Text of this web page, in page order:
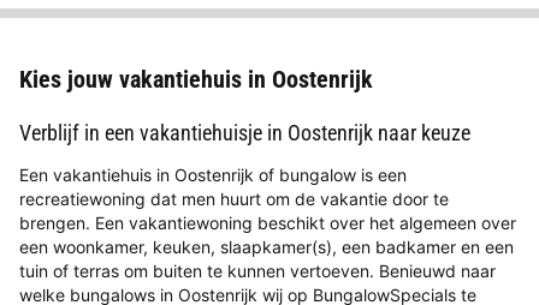
Kies jouw vakantiehuis in Oostenrijk
Verblijf in een vakantiehuisje in Oostenrijk naar keuze
Een vakantiehuis in Oostenrijk of bungalow is een
recreatiewoning dat men huurt om de vakantie door te
brengen. Een vakantiewoning beschikt over het algemeen over
een woonkamer, keuken, slaapkamer(s), een badkamer en een
tuin of terras om buiten te kunnen vertoeven. Benieuwd naar
welke bungalows in Oostenrijk wij op BungalowSpecials te